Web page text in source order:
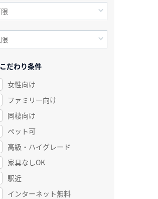
こだわり条件
女性向け
ファミリー向け
同棲向け
ペット可
高級・ハイグレード
家具なしOK
駅近
インターネット無料